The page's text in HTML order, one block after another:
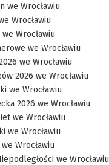
we Wrocławiu
Wrocławiu
Wrocławiu
we Wrocławiu
we Wrocławiu
2026 we Wrocławiu
we Wrocławiu
2026 we Wrocławiu
we Wrocławiu
we Wrocławiu
Wrocławiu
we Wrocławiu